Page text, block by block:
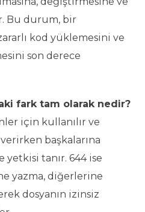
Bu durum, bir
kod yüklemesini ve
son derece
fark tam olarak nedir?
için kullanılır ve
başkalarına
yetkisi tanır. 644 ise
yazma, diğerlerine
dosyanın izinsiz